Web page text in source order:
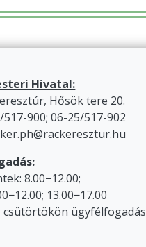
Hivatal:
Hősök tere 20.
517-900; 06-25/517-902
8.00−12.00;
13.00−17.00
csütörtökön ügyfélfogadás